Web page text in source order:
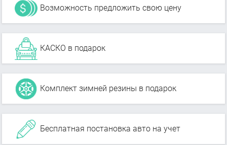
Возможность предложить свою цену
КАСКО в подарок
Комплект зимней резины в подарок
Бесплатная постановка авто на учет